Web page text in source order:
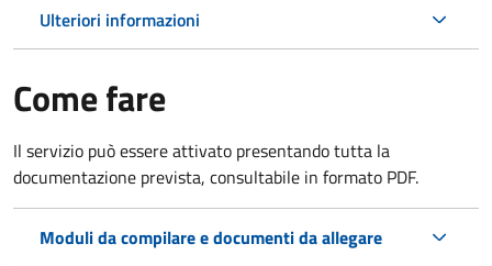
Ulteriori informazioni
Come fare
Il servizio può essere attivato presentando tutta la
documentazione prevista, consultabile in formato PDF.
Moduli da compilare e documenti da allegare